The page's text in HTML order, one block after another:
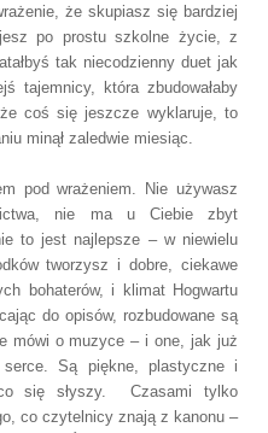
że skupiasz się bardziej
po prostu szkolne życie, z
tak niecodzienny duet jak
tajemnicy, która zbudowałaby
coś się jeszcze wyklaruje, to
minął zaledwie miesiąc.
pod wrażeniem. Nie używasz
nie ma u Ciebie zbyt
to jest najlepsze – w niewielu
tworzysz i dobre, ciekawe
bohaterów, i klimat Hogwartu
do opisów, rozbudowane są
mówi o muzyce – i one, jak już
serce. Są piękne, plastyczne i
się słyszy. Czasami tylko
co czytelnicy znają z kanonu –